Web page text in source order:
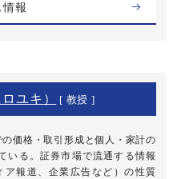
情報
ユキ） [ 教授 ]
価格・取引形成と個人・家計の
いる。証券市場で流通する情報
報道、企業広告など）の性質